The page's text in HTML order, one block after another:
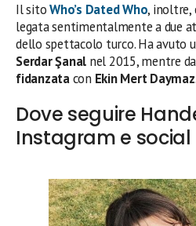
Il sitoWho’s Dated Who, inoltre,
legata sentimentalmente a due
dello spettacolo turco. Ha avuto
Serdar Şanal nel 2015, mentre
fidanzatacon Ekin Mert Daymaz.
Dove seguire
Instagram e social